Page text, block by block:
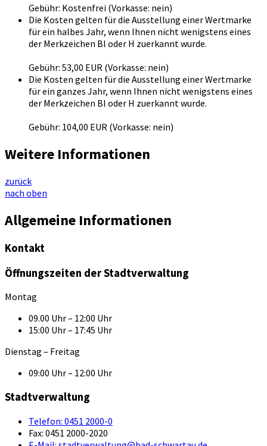
Gebühr: Kostenfrei (Vorkasse: nein)
Die Kosten gelten für die Ausstellung einer Wertmarke
für ein halbes Jahr, wenn Ihnen nicht wenigstens eines
der Merkzeichen Bl oder H zuerkannt wurde.
Gebühr: 53,00 EUR (Vorkasse: nein)
Die Kosten gelten für die Ausstellung einer Wertmarke
für ein ganzes Jahr, wenn Ihnen nicht wenigstens eines
der Merkzeichen Bl oder H zuerkannt wurde.
Gebühr: 104,00 EUR (Vorkasse: nein)
Weitere Informationen
zurück
nach oben
Allgemeine Informationen
Kontakt
Öffnungszeiten der Stadtverwaltung
Montag
09.00 Uhr – 12:00 Uhr
15:00 Uhr – 17:45 Uhr
Dienstag – Freitag
09:00 Uhr – 12:00 Uhr
Stadtverwaltung
Telefon: 0451 2000-0
Fax: 0451 2000-2020